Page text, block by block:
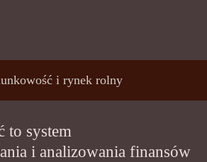
i rynek rolny
to system
i analizowania finansów